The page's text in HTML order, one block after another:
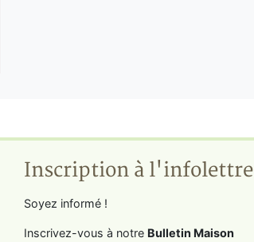
Inscription à l'infolettre
Soyez informé !
Inscrivez-vous à notre Bulletin Maison